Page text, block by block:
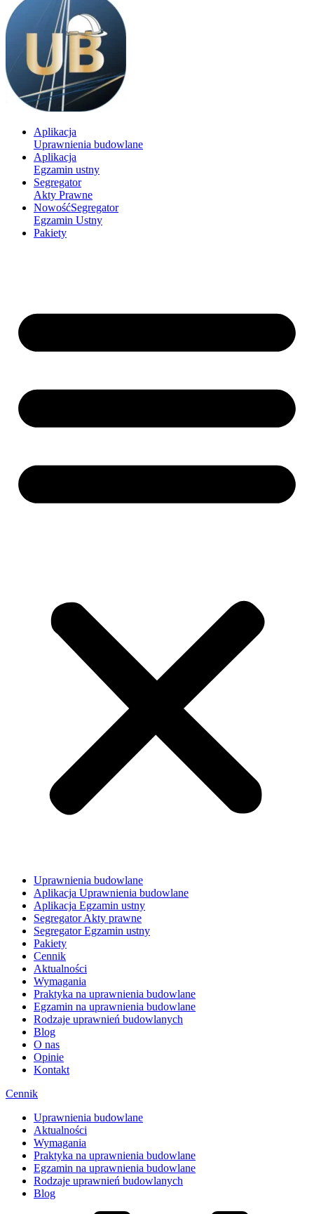
Aplikacja
Uprawnienia budowlane
Aplikacja
Egzamin ustny
Segregator
Akty Prawne
NowośćSegregator
Egzamin Ustny
Pakiety
Uprawnienia budowlane
Aplikacja Uprawnienia budowlane
Aplikacja Egzamin ustny
Segregator Akty prawne
Segregator Egzamin ustny
Pakiety
Cennik
Aktualności
Wymagania
Praktyka na uprawnienia budowlane
Egzamin na uprawnienia budowlane
Rodzaje uprawnień budowlanych
Blog
O nas
Opinie
Kontakt
Cennik
Uprawnienia budowlane
Aktualności
Wymagania
Praktyka na uprawnienia budowlane
Egzamin na uprawnienia budowlane
Rodzaje uprawnień budowlanych
Blog